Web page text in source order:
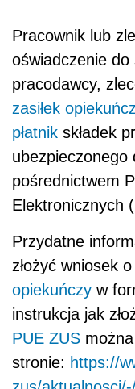
Pracownik lub
oświadczenie do
pracodawcy,
zasiłek
płatnik składek
pośrednictwem
Elektronicznych
Przydatne
złożyć wniosek
opiekuńczy w
instrukcja jak
PUE ZUS
stronie: https://